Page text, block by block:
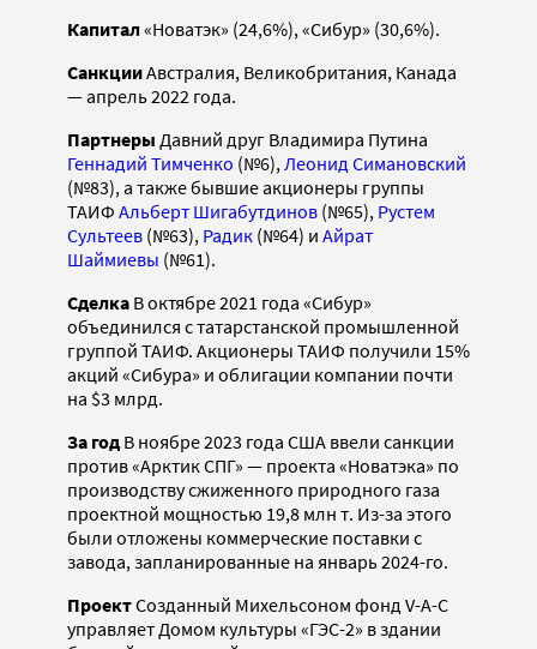
Капитал«Новатэк» (24,6%), «Сибур» (30,6%).
СанкцииАвстралия, Великобритания, Канада
— апрель 2022 года.
Партнеры Давний друг Владимира Путина
Геннадий Тимченко (№6),Леонид Симановский
(№83), а также бывшие акционеры группы
ТАИФ Альберт Шигабутдинов (№65), Рустем
Сультеев (№63), Радик (№64) и Айрат
Шаймиевы (№61).
Сделка В октябре 2021 года «Сибур»
объединился с татарстанской промышленной
группой ТАИФ. Акционеры ТАИФ получили 15%
акций «Сибура» и облигации компании почти
на $3 млрд.
За годВ ноябре 2023 года США ввели санкции
против «Арктик СПГ» — проекта «Новатэка» по
производству сжиженного природного газа
проектной мощностью 19,8 млн т. Из-за этого
были отложены коммерческие поставки с
завода, запланированные на январь 2024-го.
ПроектСозданный Михельсоном фонд V-A-C
управляет Домом культуры «ГЭС-2» в здании